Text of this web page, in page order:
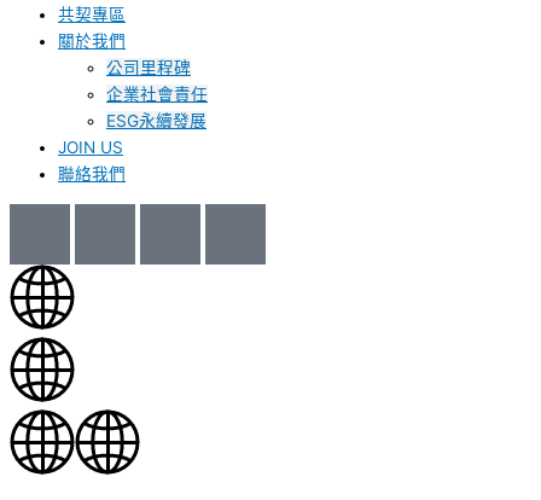
共契專區
關於我們
公司里程碑
企業社會責任
ESG永續發展
JOIN US
聯絡我們